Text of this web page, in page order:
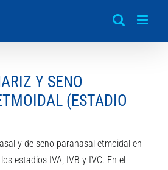
Y SENO
(ESTADIO
y de seno paranasal etmoidal en
estadios IVA, IVB y IVC. En el